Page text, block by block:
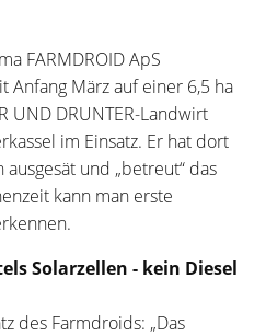
FARMDROID ApS
Anfang März auf einer 6,5 ha
UND DRUNTER-Landwirt
im Einsatz. Er hat dort
und „betreut“ das
kann man erste
Solarzellen - kein Diesel
des Farmdroids: „Das